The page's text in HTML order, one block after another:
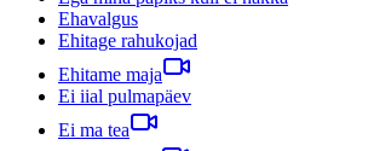
Ehavalgus
Ehitage rahukojad
Ehitame maja
Ei iial pulmapäev
Ei ma tea